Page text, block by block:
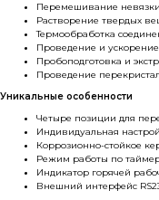
Перемешивание
Растворение твердых
Термообработка
Проведение и
Пробоподготовка и
Проведение
Уникальные особенности
Четыре позиции для
Индивидуальная
Коррозионно-стойкое
Режим работы по
Индикатор горячей
Внешний интерфейс